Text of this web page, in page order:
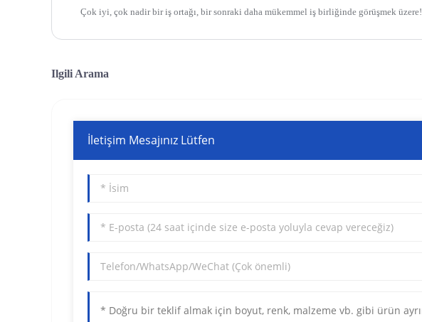
Çok iyi, çok nadir bir iş ortağı, bir sonraki daha mükemmel iş birliğinde görüşmek üzere!
Ilgili Arama
İletişim Mesajınız Lütfen